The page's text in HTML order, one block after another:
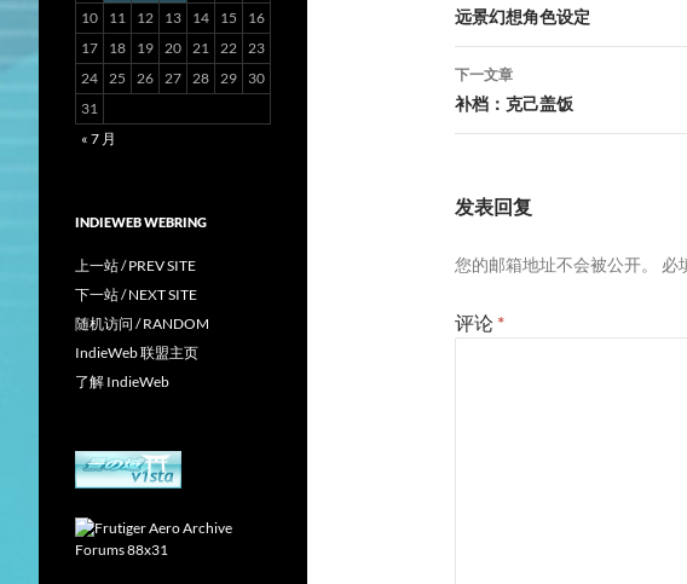
章
导
航
远景幻想角色设定
下一文章
补档：克己盖饭
发表回复
您的邮箱地址不会被公开。 必
评论 *
10
11 12 13 14 15
16
17
18 19 20 21 22 23
24 25 26 27 28 29
30
31
« 7 月
INDIEWEB WEBRING
上一站 / PREV SITE
下一站 / NEXT SITE
随机访问 / RANDOM
IndieWeb 联盟主页
了解 IndieWeb